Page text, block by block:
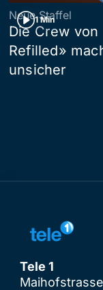
1 Min
Neue Staffel
Die Crew
Refilled»
unsicher
Tele 1